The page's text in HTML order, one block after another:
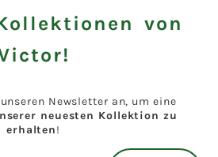
von
Newsletter an, um eine
neuesten Kollektion zu
erhalten!